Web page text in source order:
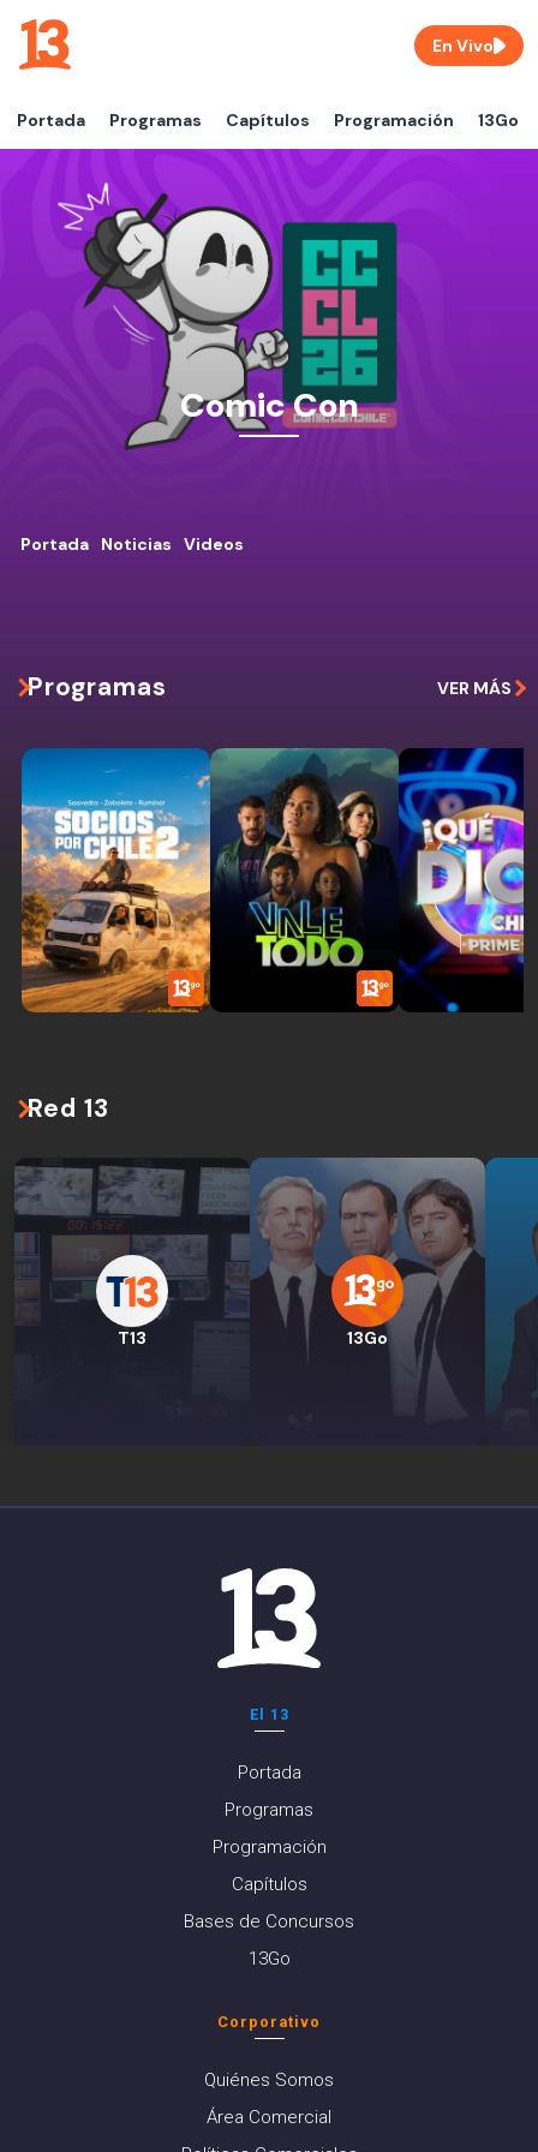
Portada Programas Capítulos Programación 13Go
En Vivo
Comic Con
Portada Noticias Videos
Programas VER MÁS
Red 13
T13 13Go
El 13
Portada
Programas
Programación
Capítulos
Bases de Concursos
13Go
Corporativo
Quiénes Somos
Área Comercial